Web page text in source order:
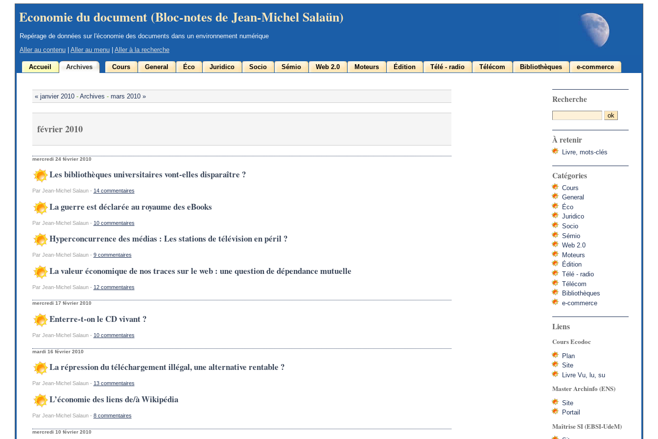
Economie du document (Bloc-notes de Jean-Michel Salaün)
Repérage de données sur l'économie des documents dans un environnement numérique
Aller au contenu |Aller au menu |Aller à la recherche
Accueil Archives Cours General Éco Juridico Socio Sémio Web 2.0 Moteurs Édition Télé - radio Télécom Bibliothèques e-commerce
« janvier 2010- Archives - mars 2010 »
février 2010
mercredi 24 février 2010
Les bibliothèques universitaires vont-elles disparaître ?
Par Jean-Michel Salaun - 14 commentaires
La guerre est déclarée au royaume des eBooks
Par Jean-Michel Salaun - 10 commentaires
Hyperconcurrence des médias : Les stations de télévision en péril ?
Par Jean-Michel Salaun - 9 commentaires
La valeur économique de nos traces sur le web : une question de dépendance mutuelle
Par Jean-Michel Salaun - 12 commentaires
mercredi 17 février 2010
Enterre-t-on le CD vivant ?
Par Jean-Michel Salaun - 10 commentaires
mardi 16 février 2010
La répression du téléchargement illégal, une alternative rentable ?
Par Jean-Michel Salaun - 13 commentaires
L’économie des liens de/à Wikipédia
Par Jean-Michel Salaun - 8 commentaires
mercredi 10 février 2010
Recherche
À retenir
Livre, mots-clés
Catégories
Cours
General
Éco
Juridico
Socio
Sémio
Web 2.0
Moteurs
Édition
Télé - radio
Télécom
Bibliothèques
e-commerce
Liens
Cours Ecodoc
Plan
Site
Livre Vu, lu, su
Master Archinfo (ENS)
Site
Portail
Maîtrise SI (EBSI-UdeM)